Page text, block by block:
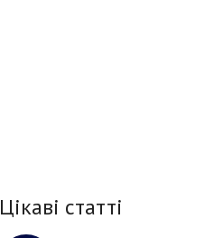
Цікаві статті